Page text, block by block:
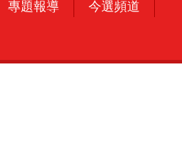
專題報導 今選頻道